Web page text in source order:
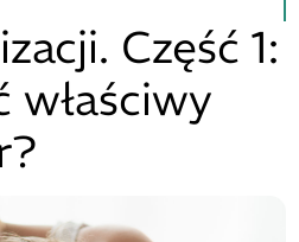
Część 1:
właściwy